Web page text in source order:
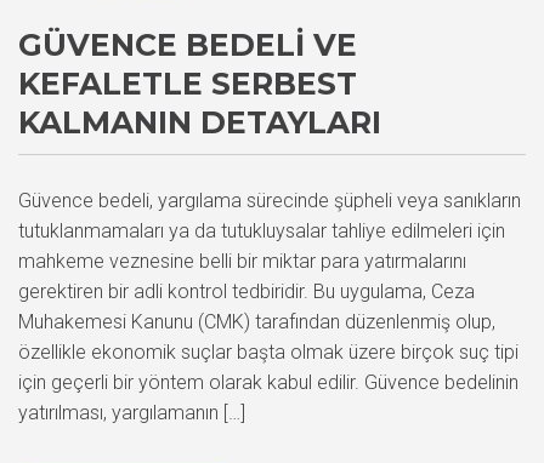
GÜVENCE BEDELI VE
KEFALETLE SERBEST
KALMANIN DETAYLARI
Güvence bedeli, yargılama sürecinde şüpheli veya sanıkların
tutuklanmamaları ya da tutukluysalar tahliye edilmeleri için
mahkeme veznesine belli bir miktar para yatırmalarını
gerektiren bir adli kontrol tedbiridir. Bu uygulama, Ceza
Muhakemesi Kanunu (CMK) tarafından düzenlenmiş olup,
özellikle ekonomik suçlar başta olmak üzere birçok suç tipi
için geçerli bir yöntem olarak kabul edilir. Güvence bedelinin
yatırılması, yargılamanın […]